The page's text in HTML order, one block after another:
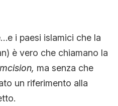
i paesi islamici che la
è vero che chiamano la
ma senza che
un riferimento alla